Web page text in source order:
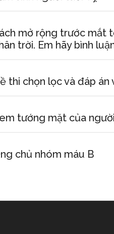
mở rộng trước mắt
trời. Em hãy bình
thi chọn lọc và đáp án
tướng mặt của
chủ nhóm máu B